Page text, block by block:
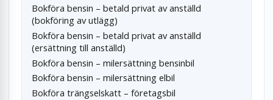
Bokföra bensin – betald privat av anställd
(bokföring av utlägg)
Bokföra bensin – betald privat av anställd
(ersättning till anställd)
Bokföra bensin – milersättning bensinbil
Bokföra bensin – milersättning elbil
Bokföra trängselskatt – företagsbil